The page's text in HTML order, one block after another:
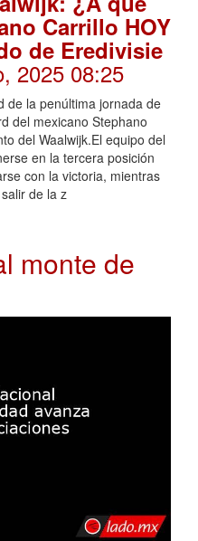
Carrillo HOY
de Eredivisie
2025 08:25
de la penúltima jornada de
del mexicano Stephano
del Waalwijk.El equipo del
en la tercera posición
con la victoria, mientras
de la z
monte de